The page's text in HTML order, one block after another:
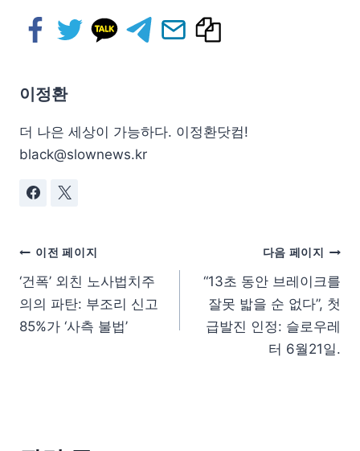
이정환
더 나은 세상이 가능하다. 이정환닷컴!
black@slownews.kr
이전 페이지
‘건폭’ 외친 노사법치주
의의 파탄: 부조리 신고
85%가 ‘사측 불법’
다음 페이지
“13초 동안 브레이크를
잘못 밟을 순 없다”, 첫
급발진 인정: 슬로우레
터 6월21일.